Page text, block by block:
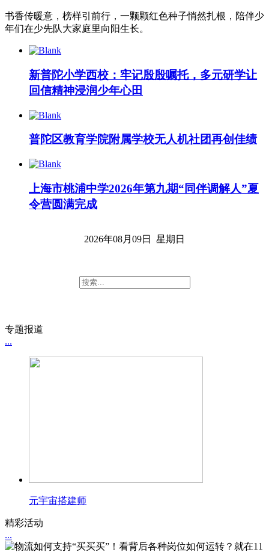
书香传暖意，榜样引前行，一颗颗红色种子悄然扎根，陪伴少
年们在少先队大家庭里向阳生长。
新普陀小学西校：牢记殷殷嘱托，多元研学让
回信精神浸润少年心田
普陀区教育学院附属学校无人机社团再创佳绩
上海市桃浦中学2026年第九期“同伴调解人”夏
令营圆满完成
2026年08月09日 星期日
专题报道
...
元宇宙搭建师
精彩活动
...